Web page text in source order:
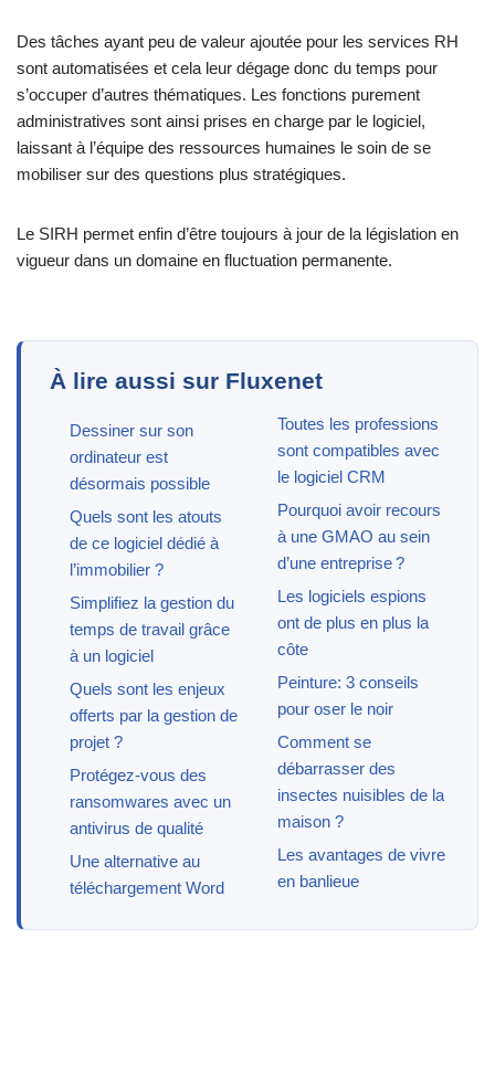
Des tâches ayant peu de valeur ajoutée pour les services RH
sont automatisées et cela leur dégage donc du temps pour
s’occuper d’autres thématiques. Les fonctions purement
administratives sont ainsi prises en charge par le logiciel,
laissant à l’équipe des ressources humaines le soin de se
mobiliser sur des questions plus stratégiques.
Le SIRH permet enfin d’être toujours à jour de la législation en
vigueur dans un domaine en fluctuation permanente.
À lire aussi sur Fluxenet
Dessiner sur son
ordinateur est
désormais possible
Quels sont les atouts
de ce logiciel dédié à
l’immobilier ?
Simplifiez la gestion du
temps de travail grâce
à un logiciel
Quels sont les enjeux
offerts par la gestion de
projet ?
Protégez-vous des
ransomwares avec un
antivirus de qualité
Une alternative au
téléchargement Word
Toutes les professions
sont compatibles avec
le logiciel CRM
Pourquoi avoir recours
à une GMAO au sein
d’une entreprise ?
Les logiciels espions
ont de plus en plus la
côte
Peinture: 3 conseils
pour oser le noir
Comment se
débarrasser des
insectes nuisibles de la
maison ?
Les avantages de vivre
en banlieue